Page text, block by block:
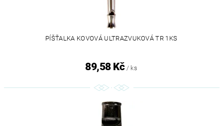
PÍŠŤALKA KOVOVÁ ULTRAZVUKOVÁ TR 1KS
89,58 Kč / ks